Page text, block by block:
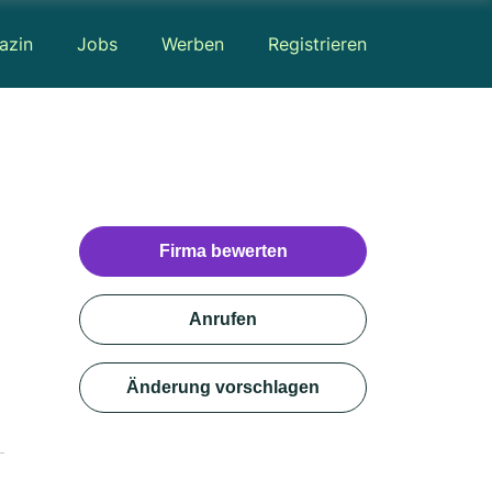
Jobs Werben Registrieren
Firma bewerten
Anrufen
Änderung vorschlagen